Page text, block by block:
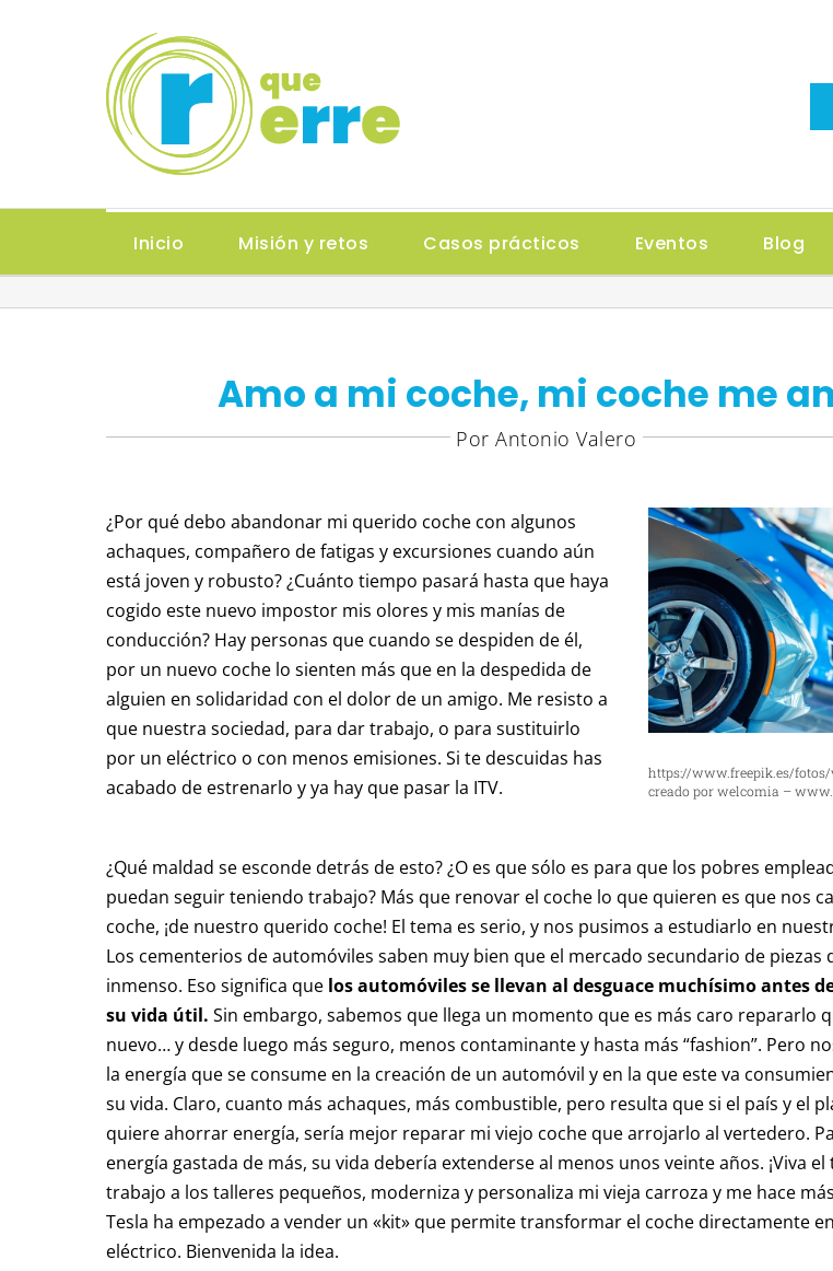
Inicio Misión y retos Casos prácticos Eventos Blog
Amo a mi coche, mi coche me
Por Antonio Valero
¿Por qué debo abandonar mi querido coche con algunos
achaques, compañero de fatigas y excursiones cuando aún
está joven y robusto? ¿Cuánto tiempo pasará hasta que haya
cogido este nuevo impostor mis olores y mis manías de
conducción? Hay personas que cuando se despiden de él,
por un nuevo coche lo sienten más que en la despedida de
alguien en solidaridad con el dolor de un amigo. Me resisto a
que nuestra sociedad, para dar trabajo, o para sustituirlo
por un eléctrico o con menos emisiones. Si te descuidas has
acabado de estrenarlo y ya hay que pasar la ITV.
https://www.freepik.es/fotos/
creado por welcomia –
¿Qué maldad se esconde detrás de esto? ¿O es que sólo es para que los pobres
puedan seguir teniendo trabajo? Más que renovar el coche lo que quieren es que nos
coche, ¡de nuestro querido coche! El tema es serio, y nos pusimos a estudiarlo en
Los cementerios de automóviles saben muy bien que el mercado secundario de piezas
inmenso. Eso significa que los automóviles se llevan al desguace muchísimo antes
su vida útil. Sin embargo, sabemos que llega un momento que es más caro repararlo
nuevo… y desde luego más seguro, menos contaminante y hasta más “fashion”. Pero
la energía que se consume en la creación de un automóvil y en la que este va
su vida. Claro, cuanto más achaques, más combustible, pero resulta que si el país y el
quiere ahorrar energía, sería mejor reparar mi viejo coche que arrojarlo al vertedero.
energía gastada de más, su vida debería extenderse al menos unos veinte años. ¡Viva
trabajo a los talleres pequeños, moderniza y personaliza mi vieja carroza y me hace
Tesla ha empezado a vender un «kit» que permite transformar el coche directamente
eléctrico. Bienvenida la idea.